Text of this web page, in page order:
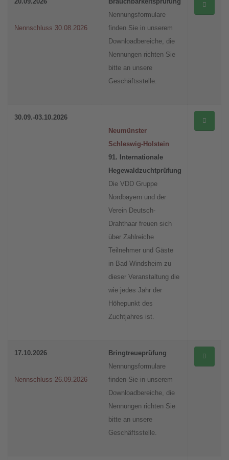
Nennschluss 30.08.2026
Nennungsformulare
finden Sie in unserem
Downloadbereiche, die
Nennungen richten Sie
bitte an unsere
Geschäftsstelle.
30.09.-03.10.2026
Neumünster
Schleswig-Holstein
91. Internationale
Hegewaldzuchtprüfung
Die VDD Gruppe
Nordbayern und der
Verein Deutsch-
Drahthaar freuen sich
über Zahlreiche
Teilnehmer und Gäste
in Bad Windsheim zu
dieser Veranstaltung die
wie jedes Jahr der
Höhepunkt des
Zuchtjahres ist.
17.10.2026
Nennschluss 26.09.2026
Bringtreueprüfung
Nennungsformulare
finden Sie in unserem
Downloadbereiche, die
Nennungen richten Sie
bitte an unsere
Geschäftsstelle.